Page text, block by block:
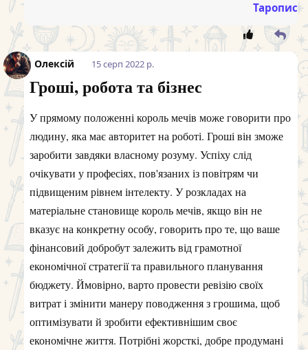
Таропис
Олексій 15 серп 2022 р.
Гроші, робота та бізнес
У прямому положенні король мечів може говорити про
людину, яка має авторитет на роботі. Гроші він зможе
заробити завдяки власному розуму. Успіху слід
очікувати у професіях, пов'язаних із повітрям чи
підвищеним рівнем інтелекту. У розкладах на
матеріальне становище король мечів, якщо він не
вказує на конкретну особу, говорить про те, що ваше
фінансовий добробут залежить від грамотної
економічної стратегії та правильного планування
бюджету. Ймовірно, варто провести ревізію своїх
витрат і змінити манеру поводження з грошима, щоб
оптимізувати й зробити ефективнішим своє
економічне життя. Потрібні жорсткі, добре продумані